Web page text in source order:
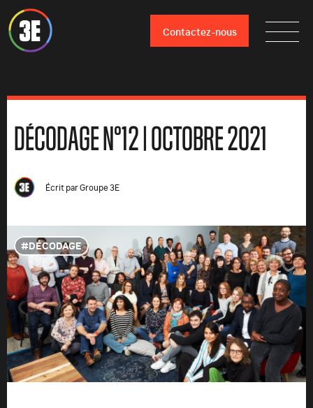
Contactez-nous
DÉCODAGE N°12 | OCTOBRE 2021
Écrit parGroupe 3E
DÉCODAGE